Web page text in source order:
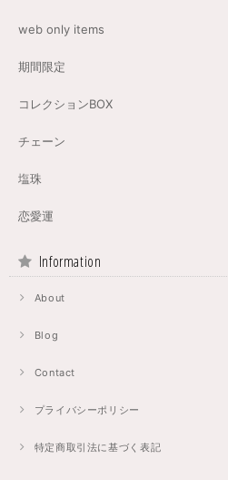
web only items
期間限定
コレクションBOX
チェーン
塩珠
恋愛運
Information
About
Blog
Contact
プライバシーポリシー
特定商取引法に基づく表記